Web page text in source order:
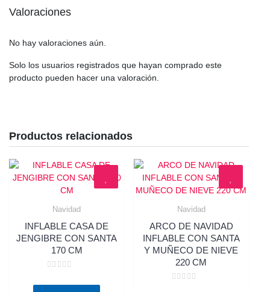
Valoraciones
No hay valoraciones aún.
Solo los usuarios registrados que hayan comprado este
producto pueden hacer una valoración.
Productos relacionados
Navidad
INFLABLE CASA DE
JENGIBRE CON SANTA
170 CM
Navidad
ARCO DE NAVIDAD
INFLABLE CON SANTA
Y MUÑECO DE NIEVE
220 CM